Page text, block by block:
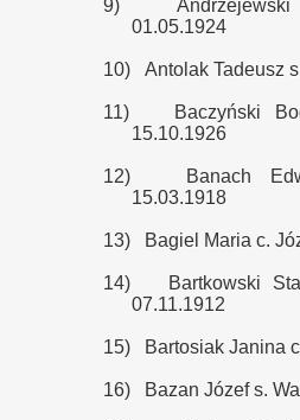
9)
01.05.1924
10) Antolak Tadeusz
11)
Baczyński
15.10.1926
12)
Banach
15.03.1918
13) Bagiel Maria c.
14)
Bartkowski
07.11.1912
15) Bartosiak Janina
16) Bazan Józef s.